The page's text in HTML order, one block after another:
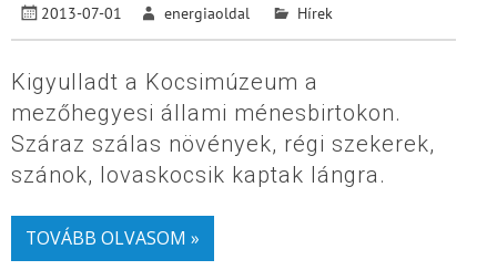
2013-07-01 energiaoldal Hírek
Kigyulladt a Kocsimúzeum a
mezőhegyesi állami ménesbirtokon.
Száraz szálas növények, régi szekerek,
szánok, lovaskocsik kaptak lángra.
TOVÁBB OLVASOM »